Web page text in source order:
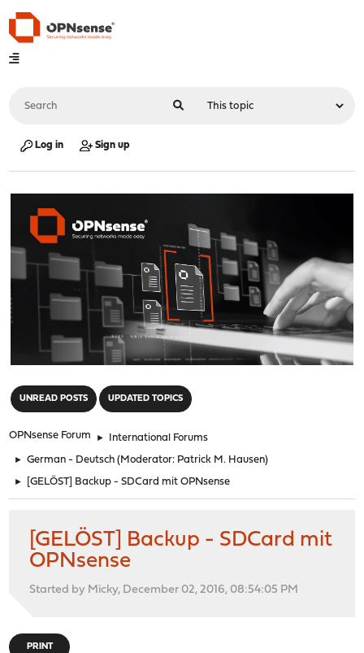
Log in Sign up
UNREAD POSTS UPDATED TOPICS
OPNsense Forum ► International Forums
► German - Deutsch (Moderator: Patrick M. Hausen)
► [GELÖST] Backup - SDCard mit OPNsense
[GELÖST] Backup - SDCard mit
OPNsense
Started by Micky, December 02, 2016, 08:54:05 PM
PRINT